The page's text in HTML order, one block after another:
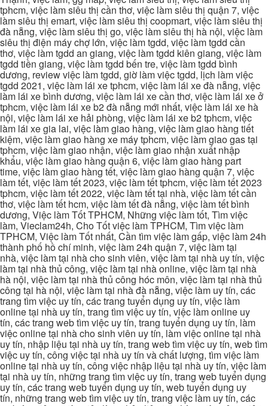
tphcm, việc làm siêu thị cần thơ, việc làm siêu thị quận 7, việc
làm siêu thị emart, việc làm siêu thị coopmart, việc làm siêu thị
đà nẵng, việc làm siêu thị go, việc làm siêu thị hà nội, việc làm
siêu thị điện máy chợ lớn, việc làm tgdd, việc làm tgdd cần
thơ, việc làm tgdd an giang, việc làm tgdd kiên giang, việc làm
tgdd tiền giang, việc làm tgdd bến tre, việc làm tgdd bình
dương, review việc làm tgdd, giờ làm việc tgdd, lịch làm việc
tgdd 2021, việc làm lái xe tphcm, việc làm lái xe đà nẵng, việc
làm lái xe bình dương, việc làm lái xe cần thơ, việc làm lái xe ở
tphcm, việc làm lái xe b2 đà nẵng mới nhất, việc làm lái xe hà
nội, việc làm lái xe hải phòng, việc làm lái xe b2 tphcm, việc
làm lái xe gia lai, việc làm giao hàng, việc làm giao hàng tiết
kiệm, việc làm giao hàng xe máy tphcm, việc làm giao gas tại
tphcm, việc làm giao nhận, việc làm giao nhận xuất nhập
khẩu, việc làm giao hàng quận 6, việc làm giao hàng part
time, việc làm giao hàng tết, việc làm giao hàng quận 7, việc
làm tết, việc làm tết 2023, việc làm tết tphcm, việc làm tết 2023
tphcm, việc làm tết 2022, việc làm tết tại nhà, việc làm tết cần
thơ, việc làm tết hcm, việc làm tết đà nẵng, việc làm tết bình
dương, Việc làm Tốt TPHCM, Những việc làm tốt, Tìm việc
làm, Vieclam24h, Cho Tốt việc làm TPHCM, Tìm việc làm
TPHCM, Việc làm Tốt nhất, Cần tìm việc làm gấp, việc làm 24h
thành phố hồ chí minh, việc làm 24h quận 7, việc làm tại
nhà, việc làm tại nhà cho sinh viên, việc làm tại nhà uy tín, việc
làm tại nhà thủ công, việc làm tại nhà online, việc làm tại nhà
hà nội, việc làm tại nhà thủ công hóc môn, việc làm tại nhà thủ
công tại hà nội, việc làm tại nhà đà nẵng, việc làm uy tín, các
trang tìm việc uy tín, các trang tuyển dụng uy tín, việc làm
online tại nhà uy tín, trang tìm việc uy tín, việc làm online uy
tín, các trang web tìm việc uy tín, trang tuyển dụng uy tín, làm
việc online tại nhà cho sinh viên uy tín, làm việc online tại nhà
uy tín, nhập liệu tại nhà uy tín, trang web tìm việc uy tín, web tìm
việc uy tín, công việc tại nhà uy tín và chất lượng, tìm việc làm
online tại nhà uy tín, công việc nhập liệu tại nhà uy tín, việc làm
tại nhà uy tín, những trang tìm việc uy tín, trang web tuyển dụng
uy tín, các trang web tuyển dụng uy tín, web tuyển dụng uy
tín, những trang web tìm việc uy tín, trang việc làm uy tín, các